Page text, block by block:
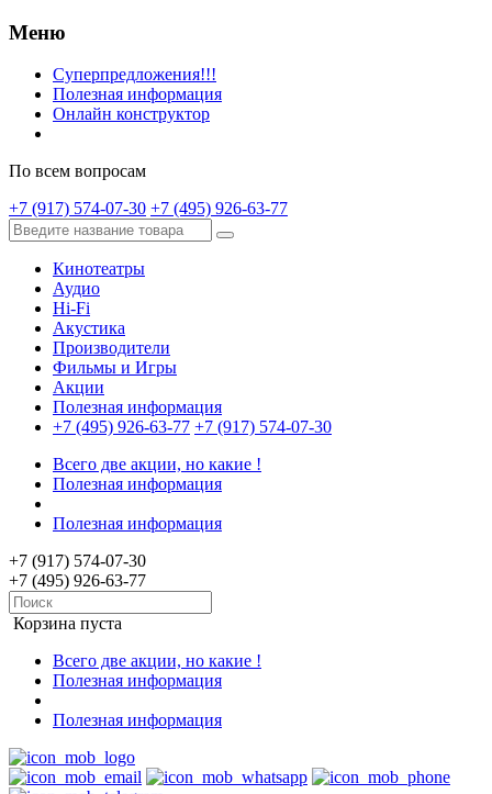
Меню
Суперпредложения!!!
Полезная информация
Онлайн конструктор
По всем вопросам
+7 (917) 574-07-30 +7 (495) 926-63-77
Кинотеатры
Аудио
Hi-Fi
Акустика
Производители
Фильмы и Игры
Акции
Полезная информация
+7 (495) 926-63-77 +7 (917) 574-07-30
Всего две акции, но какие !
Полезная информация
Полезная информация
+7 (917) 574-07-30
+7 (495) 926-63-77
Корзина пуста
Всего две акции, но какие !
Полезная информация
Полезная информация